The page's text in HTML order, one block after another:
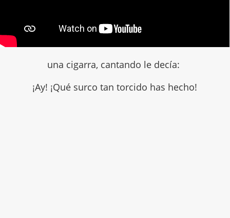
una cigarra, cantando le decía:
¡Ay! ¡Qué surco tan torcido has hecho!